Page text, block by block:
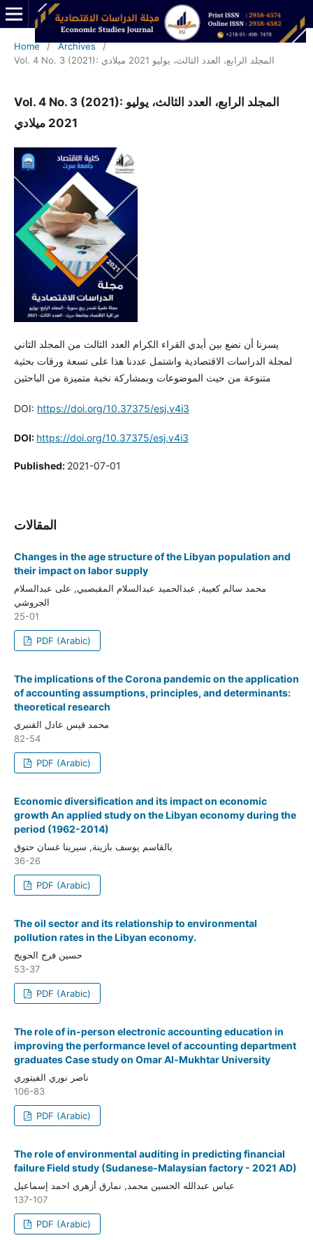
Home / Archives
/
Vol. 4 No. 3 (2021): المجلد الرابع، العدد الثالث، يوليو 2021 ميلادي
Vol. 4 No. 3 (2021): المجلد الرابع، العدد الثالث، يوليو
2021 ميلادي
يسرنا أن نضع بين أيدي القراء الكرام العدد الثالث من المجلد الثاني
لمجلة الدراسات الاقتصادية واشتمل عددنا هذا على تسعة ورقات بحثية
DOI: https://doi.org/10.37375/esj.v4i3
DOI: https://doi.org/10.37375/esj.v4i3
Published: 2021-07-01
المقالات
Changes in the age structure of the Libyan population and
their impact on labor supply
محمد سالم كعيبة, عبدالحميد عبدالسلام المقبصبي, على عبدالسلام
الجروشي
25-01
PDF (Arabic)
The implications of the Corona pandemic on the application
of accounting assumptions, principles, and determinants:
theoretical research
محمد قيس عادل القنبري
82-54
PDF (Arabic)
Economic diversification and its impact on economic
growth An applied study on the Libyan economy during the
period (1962-2014)
بالقاسم يوسف بازينة, سيرينا غسان حتوق
36-26
PDF (Arabic)
The oil sector and its relationship to environmental
pollution rates in the Libyan economy.
حسين فرج الحويج
53-37
PDF (Arabic)
The role of in-person electronic accounting education in
improving the performance level of accounting department
graduates Case study on Omar Al-Mukhtar University
ناصر نوري الفيتوري
106-83
PDF (Arabic)
The role of environmental auditing in predicting financial
failure Field study (Sudanese-Malaysian factory - 2021 AD)
عباس عبدالله الحسين محمد, نمارق أزهري احمد إسماعيل
137-107
PDF (Arabic)